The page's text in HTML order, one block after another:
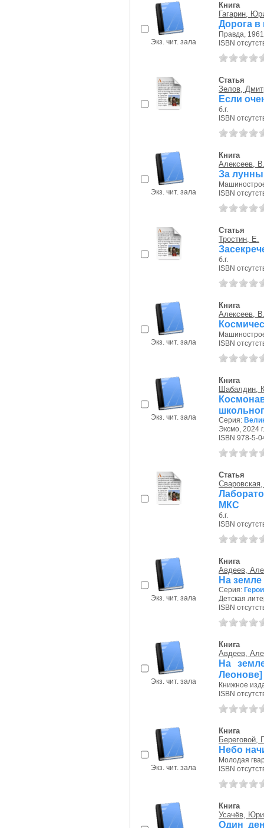
Экз. чит. зала
Книга
Гагарин,
Дорога в
Правда, 1961
ISBN
Статья
Зелов,
Если
б.г.
ISBN
Экз. чит. зала
Книга
Алексеев,
За
ISBN
Статья
Тростин, Е.
б.г.
ISBN
Экз. чит. зала
Книга
Алексеев,
ISBN
Экз. чит. зала
Книга
Шабалдин,
Серия:
Эксмо, 2024 г.
ISBN 978-5-
Статья
МКС
б.г.
ISBN
Экз. чит. зала
Книга
Авдеев,
На земле
Серия:
Детская
ISBN
Экз. чит. зала
Книга
Авдеев,
На
Леонове]
Книжное
ISBN
Экз. чит. зала
Книга
Береговой,
Небо
Молодая
ISBN
Книга
Усачёв,
Один